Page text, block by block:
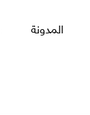
المدونة